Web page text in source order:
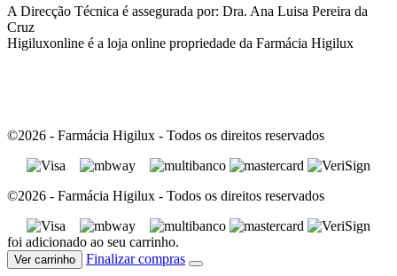
A Direcção Técnica é assegurada por: Dra. Ana Luisa Pereira da
Cruz
Higiluxonline é a loja online propriedade da Farmácia Higilux
©2026 - Farmácia Higilux - Todos os direitos reservados
©2026 - Farmácia Higilux - Todos os direitos reservados
foi adicionado ao seu carrinho.
Ver carrinho Finalizar compras